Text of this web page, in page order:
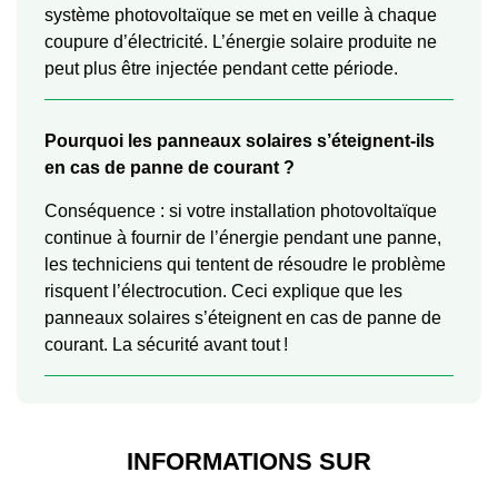
système photovoltaïque se met en veille à chaque
coupure d’électricité. L’énergie solaire produite ne
peut plus être injectée pendant cette période.
Pourquoi les panneaux solaires s’éteignent-ils
en cas de panne de courant ?
Conséquence : si votre installation photovoltaïque
continue à fournir de l’énergie pendant une panne,
les techniciens qui tentent de résoudre le problème
risquent l’électrocution. Ceci explique que les
panneaux solaires s’éteignent en cas de panne de
courant. La sécurité avant tout !
INFORMATIONS SUR